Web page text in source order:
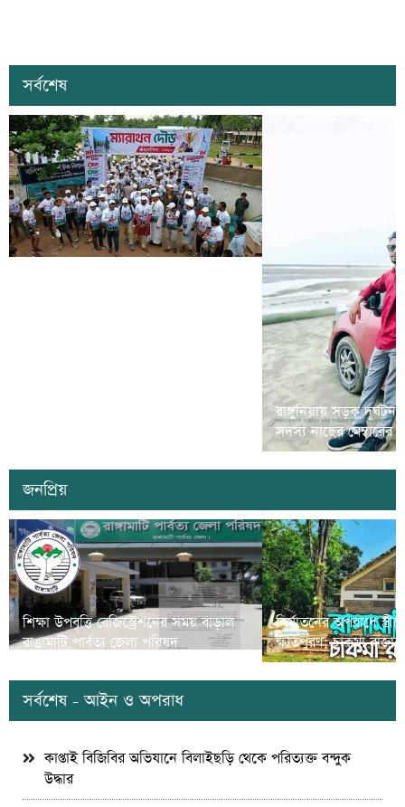
সর্বশেষ
রাঙ্গুনিয়ায় সড়ক
সদস্য নাছের মেম্বারের
জনপ্রিয়
শিক্ষা উপবৃত্তি রেজিস্ট্রেশনের সময় বাড়াল
রাঙামাটি পার্বত্য জেলা পরিষদ
নির্যাতনের অপরাধে
ক্ষতিপুরণ; চাকমা
সর্বশেষ - আইন ও অপরাধ
কাপ্তাই বিজিবির অভিযানে বিলাইছড়ি থেকে পরিত্যক্ত বন্দুক
উদ্ধার